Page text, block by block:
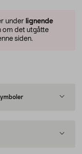
under lignende
om det utgåtte
siden.